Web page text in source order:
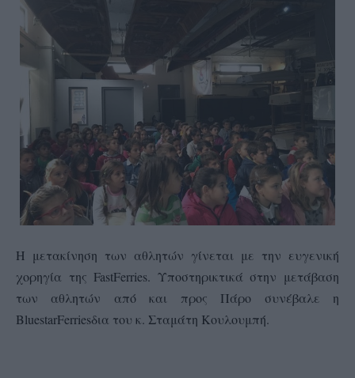
Η μετακίνηση των αθλητών γίνεται με την ευγενική
χορηγία της FastFerries. Υποστηρικτικά στην μετάβαση
των αθλητών από και προς Πάρο συνέβαλε η
BluestarFerriesδια του κ. Σταμάτη Κουλουμπή.